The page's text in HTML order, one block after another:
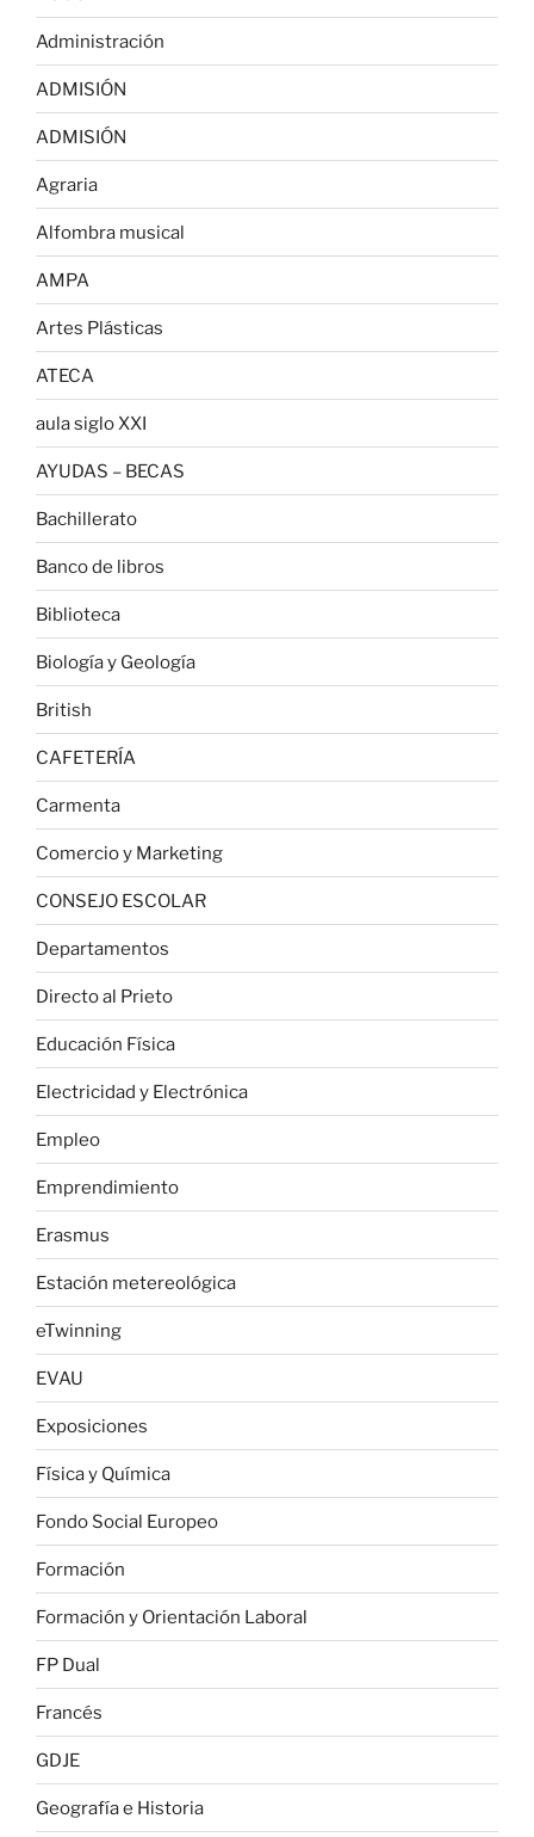
Administración
ADMISIÓN
ADMISIÓN
Agraria
Alfombra musical
AMPA
Artes Plásticas
ATECA
aula siglo XXI
AYUDAS – BECAS
Bachillerato
Banco de libros
Biblioteca
Biología y Geología
British
CAFETERÍA
Carmenta
Comercio y Marketing
CONSEJO ESCOLAR
Departamentos
Directo al Prieto
Educación Física
Electricidad y Electrónica
Empleo
Emprendimiento
Erasmus
Estación metereológica
eTwinning
EVAU
Exposiciones
Física y Química
Fondo Social Europeo
Formación
Formación y Orientación Laboral
FP Dual
Francés
GDJE
Geografía e Historia